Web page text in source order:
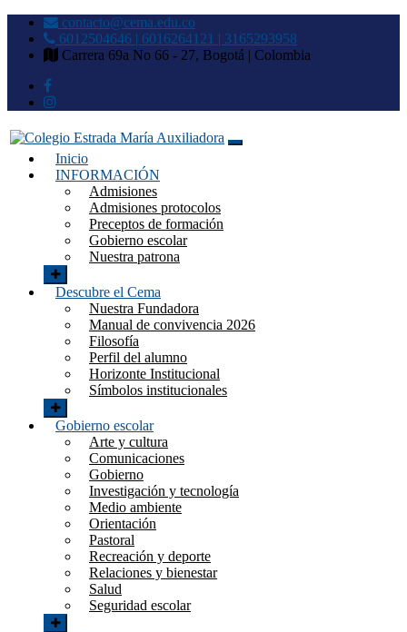
contacto@cema.edu.co
6012504646 | 6016264121 | 3165293958
Carrera 69a No 66 - 27, Bogotá | Colombia
Colegio Estrada María
Auxiliadora
Inicio
INFORMACIÓN
Admisiones
Admisiones protocolos
Preceptos de formación
Gobierno escolar
Nuestra patrona
Descubre el Cema
Nuestra Fundadora
Manual de convivencia 2026
Filosofía
Perfil del alumno
Horizonte Institucional
Símbolos institucionales
Gobierno escolar
Arte y cultura
Comunicaciones
Gobierno
Investigación y tecnología
Medio ambiente
Orientación
Pastoral
Recreación y deporte
Relaciones y bienestar
Salud
Seguridad escolar